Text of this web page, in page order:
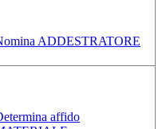
ADDESTRATORE
affido